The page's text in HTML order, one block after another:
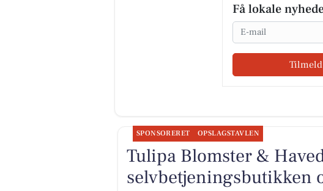
Få lokale
Email
Tilmeld
SPONSORERET OPSLAGSTAVLEN
Tulipa Blomster &
selvbetjeningsbutikken